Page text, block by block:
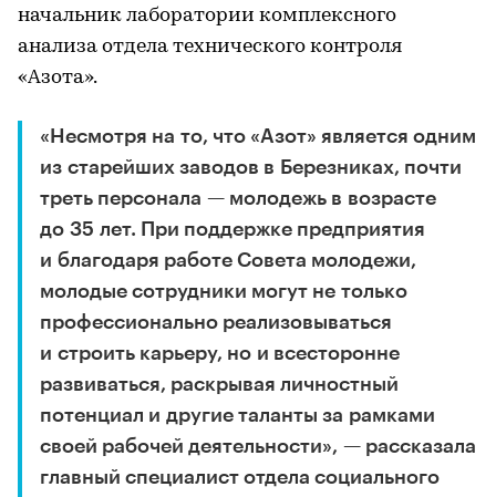
начальник лаборатории комплексного
анализа отдела технического контроля
«Азота».
«Несмотря на то, что «Азот» является одним
из старейших заводов в Березниках, почти
треть персонала — молодежь в возрасте
до 35 лет. При поддержке предприятия
и благодаря работе Совета молодежи,
молодые сотрудники могут не только
профессионально реализовываться
и строить карьеру, но и всесторонне
развиваться, раскрывая личностный
потенциал и другие таланты за рамками
своей рабочей деятельности», — рассказала
главный специалист отдела социального